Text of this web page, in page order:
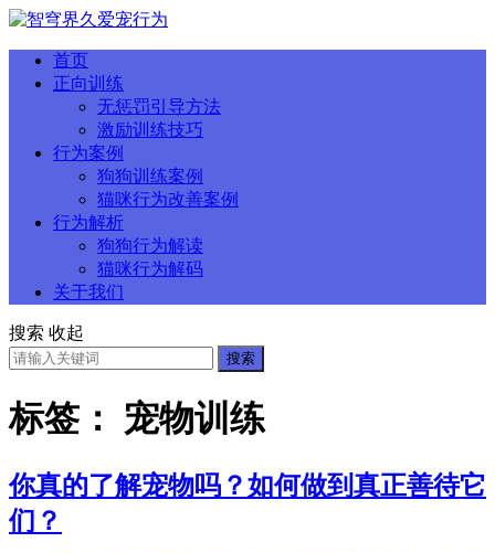
首页
正向训练
无惩罚引导方法
激励训练技巧
行为案例
狗狗训练案例
猫咪行为改善案例
行为解析
狗狗行为解读
猫咪行为解码
关于我们
搜索 收起
搜索
标签： 宠物训练
你真的了解宠物吗？如何做到真正善待它
们？